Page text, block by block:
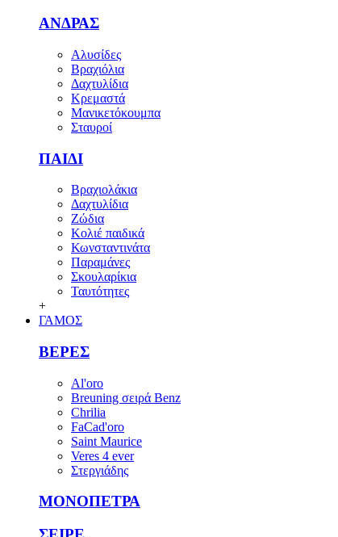
ΑΝΔΡΑΣ
Αλυσίδες
Βραχιόλια
Δαχτυλίδια
Κρεμαστά
Μανικετόκουμπα
Σταυροί
ΠΑΙΔΙ
Βραχιολάκια
Δαχτυλίδια
Ζώδια
Κολιέ παιδικά
Κωνσταντινάτα
Παραμάνες
Σκουλαρίκια
Ταυτότητες
+
ΓΑΜΟΣ
ΒΕΡΕΣ
Al'oro
Breuning σειρά Benz
Chrilia
FaCad'oro
Saint Maurice
Veres 4 ever
Στεργιάδης
ΜΟΝΟΠΕΤΡΑ